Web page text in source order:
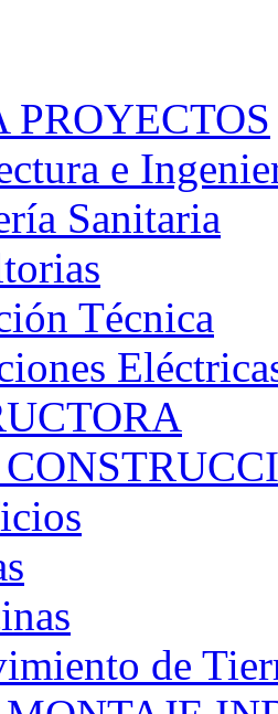
PROYECTOS
e
Sanitaria
Técnica
de